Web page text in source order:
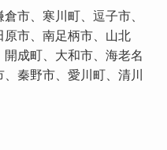
市、寒川町、逗子市、
市、南足柄市、山北
成町、大和市、海老名
秦野市、愛川町、清川